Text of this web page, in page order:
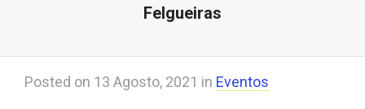
Felgueiras
Posted on 13 Agosto, 2021 in Eventos